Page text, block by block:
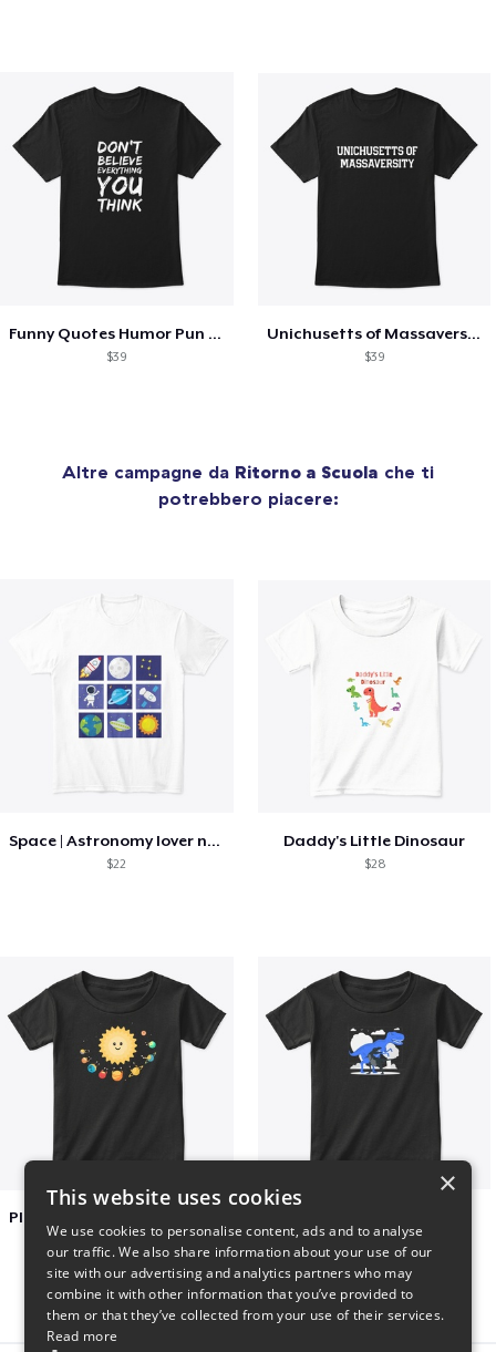
Funny Quotes Humor Pun Over thinker
$39
Unichusetts of Massaversity Funny
$39
Altre campagne da Ritorno a Scuola che ti
potrebbero piacere:
Space | Astronomy lover nice summer tee
$22
Daddy's Little Dinosaur
$28
$22 $22
×
This website uses cookies
We use cookies to personalise content, ads and to analyse
our traffic. We also share information about your use of our
site with our advertising and analytics partners who may
combine it with other information that you’ve provided to
them or that they’ve collected from your use of their services.
Read more